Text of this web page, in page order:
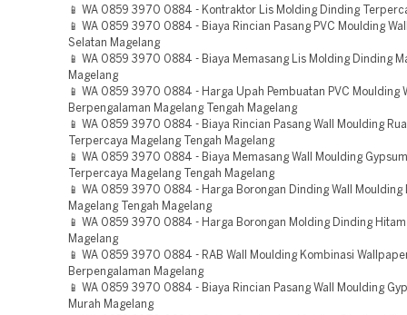
📱 WA 0859 3970 0884 - Kontraktor Lis Molding Dinding
📱 WA 0859 3970 0884 - Biaya Rincian Pasang PVC Moulding
Selatan Magelang
📱 WA 0859 3970 0884 - Biaya Memasang Lis Molding Dinding
Magelang
📱 WA 0859 3970 0884 - Harga Upah Pembuatan PVC Moulding
Berpengalaman Magelang Tengah Magelang
📱 WA 0859 3970 0884 - Biaya Rincian Pasang Wall Moulding
Terpercaya Magelang Tengah Magelang
📱 WA 0859 3970 0884 - Biaya Memasang Wall Moulding
Terpercaya Magelang Tengah Magelang
📱 WA 0859 3970 0884 - Harga Borongan Dinding Wall Moulding
Magelang Tengah Magelang
📱 WA 0859 3970 0884 - Harga Borongan Molding Dinding
Magelang
📱 WA 0859 3970 0884 - RAB Wall Moulding Kombinasi
Berpengalaman Magelang
📱 WA 0859 3970 0884 - Biaya Rincian Pasang Wall Moulding
Murah Magelang